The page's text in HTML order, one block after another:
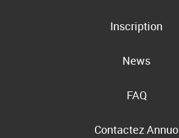
Inscription
News
FAQ
Contactez Annuo